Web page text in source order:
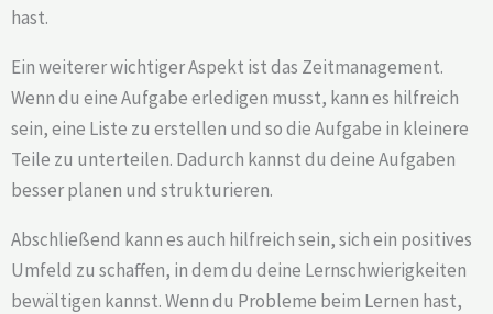
hast.
Ein weiterer wichtiger Aspekt ist das Zeitmanagement.
Wenn du eine Aufgabe erledigen musst, kann es hilfreich
sein, eine Liste zu erstellen und so die Aufgabe in kleinere
Teile zu unterteilen. Dadurch kannst du deine Aufgaben
besser planen und strukturieren.
Abschließend kann es auch hilfreich sein, sich ein positives
Umfeld zu schaffen, in dem du deine Lernschwierigkeiten
bewältigen kannst. Wenn du Probleme beim Lernen hast,